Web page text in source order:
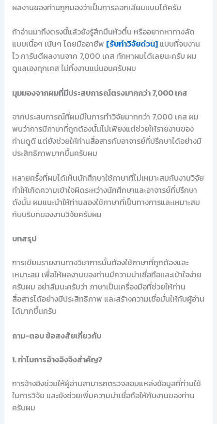
ผลงานของท่านถูกมองว่าเป็นการลอกเลียนแบบได้ครับ
ถ้าอ่านมาถึงตรงนี้แล้วยังรู้สึกมึนหัวตึ้บ หรืออยากหาทางลัด
แบบเนื้อๆ เน้นๆ โดยมืออาชีพ [รับทำวิจัยด่วน]แบบที่จบงาน
ไว การันตีผลงานจาก 7,000 เคส ทักหาผมได้เลยนะครับ ผม
ดูแลเองทุกเคส ไม่ทิ้งงานแน่นอนครับผม
มุมมองจากผมที่มีประสบการณ์ตรงมากกว่า 7,000 เคส
จากประสบการณ์ที่ผมมีในการทำวิจัยมากกว่า 7,000 เคส ผม
พบว่าการมีภาษาที่ถูกต้องนั้นไม่เพียงแต่ช่วยให้รายงานของ
ท่านดูดี แต่ยังช่วยให้ท่านสื่อสารกับอาจารย์ที่ปรึกษาได้อย่างมี
ประสิทธิภาพมากขึ้นครับผม
หลายครั้งที่ผมได้เห็นนักศึกษาใช้ภาษาที่ไม่เหมาะสมกับงานวิจัย
ทำให้เกิดความเข้าใจผิดระหว่างนักศึกษาและอาจารย์ที่ปรึกษา
ดังนั้น ผมแนะนำให้ท่านลองใช้ภาษาที่เป็นทางการและเหมาะสม
กับบริบทของงานวิจัยครับผม
บทสรุป
การเขียนรายงานทางวิชาการนั้นต้องใช้ภาษาที่ถูกต้องและ
เหมาะสม เพื่อให้ผลงานของท่านมีความน่าเชื่อถือและเข้าใจง่าย
ครับผม อย่าลืมนะครับว่า ภาษาเป็นเครื่องมือที่ช่วยให้ท่าน
สื่อสารได้อย่างมีประสิทธิภาพ และสร้างความเชื่อมั่นให้กับผู้อ่าน
ได้มากขึ้นครับ
ถาม-ตอบ ข้อสงสัยเกี่ยวกับ
1. ทำไมการอ้างอิงจึงสำคัญ?
การอ้างอิงช่วยให้ผู้อ่านสามารถตรวจสอบแหล่งข้อมูลที่ท่านใช้
ในการวิจัย และยังช่วยเพิ่มความน่าเชื่อถือให้กับงานของท่าน
ครับผม